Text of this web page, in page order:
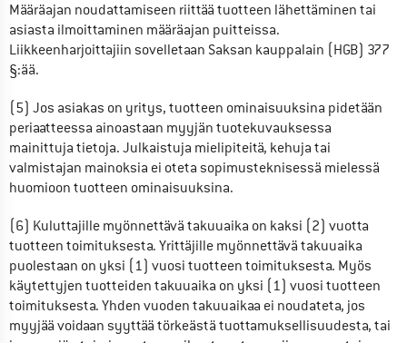
Määräajan noudattamiseen riittää tuotteen lähettäminen tai
asiasta ilmoittaminen määräajan puitteissa.
Liikkeenharjoittajiin sovelletaan Saksan kauppalain (HGB) 377
§:ää.
(5) Jos asiakas on yritys, tuotteen ominaisuuksina pidetään
periaatteessa ainoastaan myyjän tuotekuvauksessa
mainittuja tietoja. Julkaistuja mielipiteitä, kehuja tai
valmistajan mainoksia ei oteta sopimusteknisessä mielessä
huomioon tuotteen ominaisuuksina.
(6) Kuluttajille myönnettävä takuuaika on kaksi (2) vuotta
tuotteen toimituksesta. Yrittäjille myönnettävä takuuaika
puolestaan on yksi (1) vuosi tuotteen toimituksesta. Myös
käytettyjen tuotteiden takuuaika on yksi (1) vuosi tuotteen
toimituksesta. Yhden vuoden takuuaikaa ei noudateta, jos
myyjää voidaan syyttää törkeästä tuottamuksellisuudesta, tai